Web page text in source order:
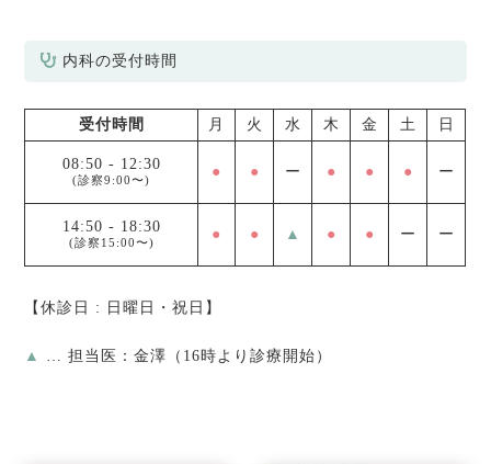
内科の受付時間
受付時間 月 火 水 木 金 土 日
08:50 - 12:30
(診察9:00〜) ● ● ー ● ● ● ー
14:50 - 18:30
(診察15:00〜) ● ● ▲ ● ● ー ー
【休診日 : 日曜日・祝日】
▲ … 担当医：金澤（16時より診療開始）